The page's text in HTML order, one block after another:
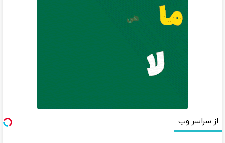
از سراسر وب